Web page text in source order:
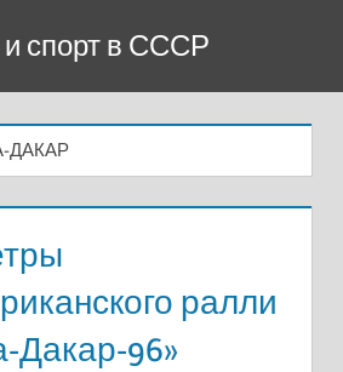
и спорт в СССР
ДАКАР
ралли
Дакар-96»